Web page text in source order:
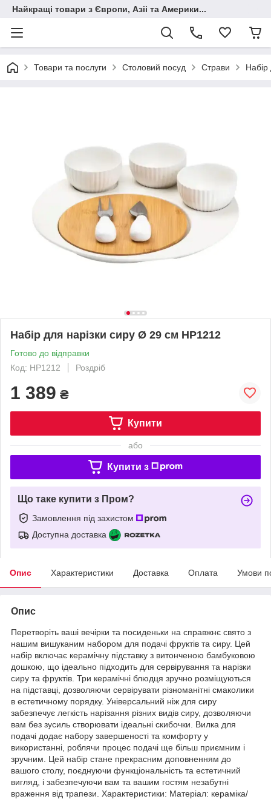
Найкращі товари з Європи, Азіі та Америки...
Товари та послуги Столовий посуд Страви
Набір для нарізки сиру Ø 29 см HP1212
Готово до відправки
Код: HP1212
Роздріб
1 389 ₴
Купити
або
Купити з
Що таке купити з Пром?
Замовлення під захистом
Доступна доставка
Опис Характеристики Доставка Оплата Умови
Опис
Перетворіть ваші вечірки та посиденьки на справжнє свято з
нашим вишуканим набором для подачі фруктів та сиру. Цей
набір включає керамічну підставку з витонченою бамбуковою
дошкою, що ідеально підходить для сервірування та нарізки
сиру та фруктів. Три керамічні блюдця зручно розміщуються
на підставці, дозволяючи сервірувати різноманітні смаколики
в естетичному порядку. Універсальний ніж для сиру
забезпечує легкість нарізання різних видів сиру, дозволяючи
вам без зусиль створювати ідеальні скибочки. Вилка для
подачі додає набору завершеності та комфорту у
використанні, роблячи процес подачі ще більш приємним і
зручним. Цей набір стане прекрасним доповненням до
вашого столу, поєднуючи функціональність та естетичний
вигляд, і забезпечуючи вам та вашим гостям незабутні
враження від трапези. Характеристики: Матеріал: кераміка/